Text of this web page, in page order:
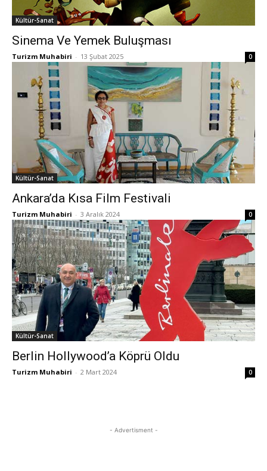
Kültür-Sanat
Sinema Ve Yemek Buluşması
Turizm Muhabiri - 13 Şubat 2025 0
Kültür-Sanat
Ankara’da Kısa Film Festivali
Turizm Muhabiri - 3 Aralık 2024 0
Kültür-Sanat
Berlin Hollywood’a Köprü Oldu
Turizm Muhabiri - 2 Mart 2024 0
- Advertisment -